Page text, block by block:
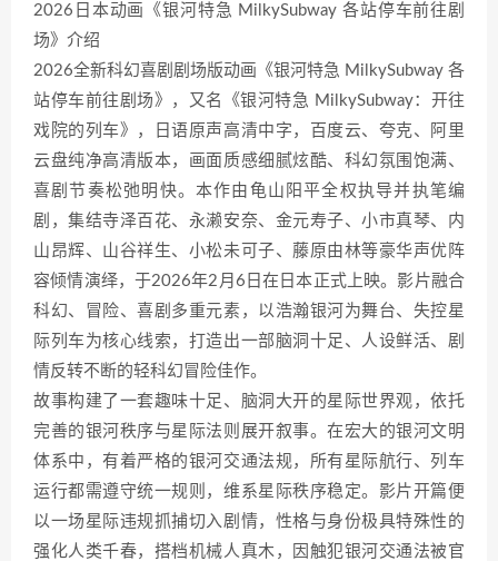
2026日本动画《银河特急 MilkySubway 各站停车前往剧
场》介绍
2026全新科幻喜剧剧场版动画《银河特急 MilkySubway 各
站停车前往剧场》，又名《银河特急 MilkySubway：开往
戏院的列车》，日语原声高清中字，百度云、夸克、阿里
云盘纯净高清版本，画面质感细腻炫酷、科幻氛围饱满、
喜剧节奏松弛明快。本作由龟山阳平全权执导并执笔编
剧，集结寺泽百花、永濑安奈、金元寿子、小市真琴、内
山昂辉、山谷祥生、小松未可子、藤原由林等豪华声优阵
容倾情演绎，于2026年2月6日在日本正式上映。影片融合
科幻、冒险、喜剧多重元素，以浩瀚银河为舞台、失控星
际列车为核心线索，打造出一部脑洞十足、人设鲜活、剧
情反转不断的轻科幻冒险佳作。
故事构建了一套趣味十足、脑洞大开的星际世界观，依托
完善的银河秩序与星际法则展开叙事。在宏大的银河文明
体系中，有着严格的银河交通法规，所有星际航行、列车
运行都需遵守统一规则，维系星际秩序稳定。影片开篇便
以一场星际违规抓捕切入剧情，性格与身份极具特殊性的
强化人类千春，搭档机械人真木，因触犯银河交通法被官